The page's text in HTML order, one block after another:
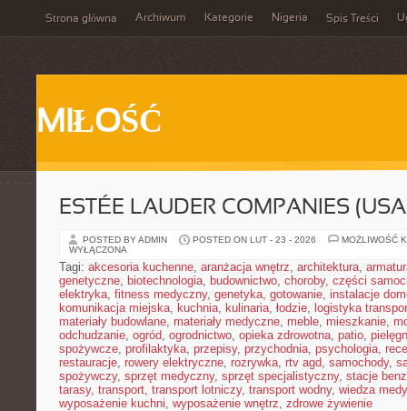
Strona główna Archiwum Kategorie Nigeria Spis Treści
MIŁOŚĆ
ESTÉE LAUDER COMPANIES
POSTED BY ADMIN POSTED ON LUT - 23 - 2026
MOŻLIWOŚĆ
WYŁĄCZONA
Tagi: akcesoria kuchenne, aranżacja wnętrz, architektura,
genetyczne, biotechnologia, budownictwo, choroby, części
elektryka, fitness medyczny, genetyka, gotowanie, instalacje
komunikacja miejska, kuchnia, kulinaria, łodzie, logistyka
materiały budowlane, materiały medyczne, meble, mieszkanie,
odchudzanie, ogród, ogrodnictwo, opieka zdrowotna, patio,
spożywcze, profilaktyka, przepisy, przychodnia, psychologia,
restauracje, rowery elektryczne, rozrywka, rtv agd, samochody,
spożywczy, sprzęt medyczny, sprzęt specjalistyczny, stacje
tarasy, transport, transport lotniczy, transport wodny, wiedza
wyposażenie kuchni, wyposażenie wnętrz, zdrowe żywienie